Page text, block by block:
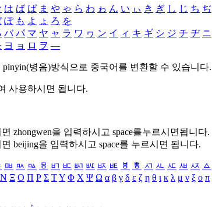
は ば ぱ ま や ゃ ら わ ゎ ん い ぃ き ぎ し じ ち ぢ
ぽ も よ ょ ろ を
バ パ マ ヤ ャ ラ ワ ヮ ン イ ィ キ ギ シ ジ チ ヂ ニ
ヨ ョ ロ ヲ ―
pinyin(병음)방식으로 중국어를 변환할 수 있습니다.
사용하시면 됩니다.
zhongwen을 입력하시고 space를누르시면됩니다.
beijing을 입력하시고 space를 누르시면 됩니다.
ㅮ ㅯ ㅰ ㅱ ㅲ ㅳ ㅴ ㅵ ㅶ ㅷ ㅸ ㅹ ㅺ ㅻ ㅼ ㅽ ㅾ ㅿ
Ν Ξ Ο Π Ρ Σ ΤΥ Φ Χ Ψ Ω α β γ δ ε ζ η θ ι κ λ μ ν ξ ο π